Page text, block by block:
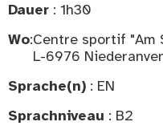
Dauer : 1h30
Wo:Centre sportif "Am
L-6976
Sprache(n) : EN
Sprachniveau : B2